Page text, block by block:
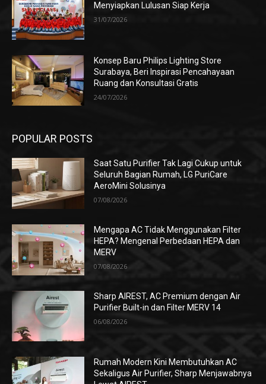
Menyiapkan Lulusan Siap Kerja
31/07/2026
Konsep Baru Philips Lighting Store
Surabaya, Beri Inspirasi Pencahayaan
Ruang dan Konsultasi Gratis
24/07/2026
POPULAR POSTS
Saat Satu Purifier Tak Lagi Cukup untuk
Seluruh Bagian Rumah, LG PuriCare
AeroMini Solusinya
07/08/2026
Mengapa AC Tidak Menggunakan Filter
HEPA? Mengenal Perbedaan HEPA dan
MERV
07/08/2026
Sharp AIREST, AC Premium dengan Air
Purifier Built-in dan Filter MERV 14
06/08/2026
Rumah Modern Kini Membutuhkan AC
Sekaligus Air Purifier, Sharp Menjawabnya